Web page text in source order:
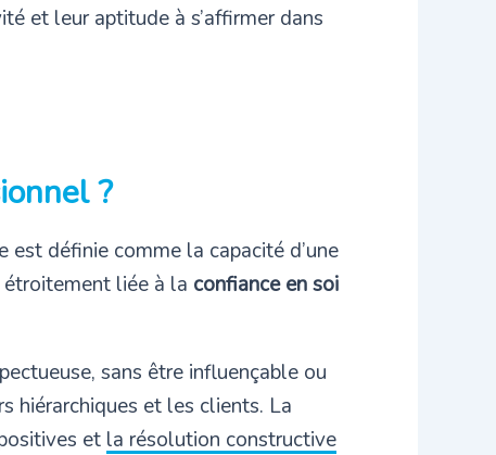
et leur aptitude à s’affirmer dans
?
définie comme la capacité d’une
étroitement liée à la confiance en soi
sans être influençable ou
hiérarchiques et les clients. La
et la résolution constructive